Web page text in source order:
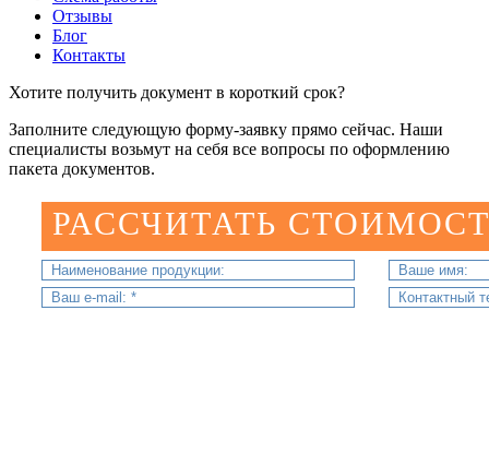
Отзывы
Блог
Контакты
Хотите получить документ в короткий срок?
Заполните следующую форму-заявку прямо сейчас. Наши
специалисты возьмут на себя все вопросы по оформлению
пакета документов.
РАССЧИТАТЬ